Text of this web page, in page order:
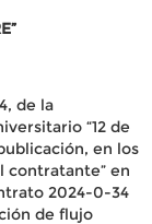
de la
“12 de
en los
contratante” en
2024-0-34
de flujo